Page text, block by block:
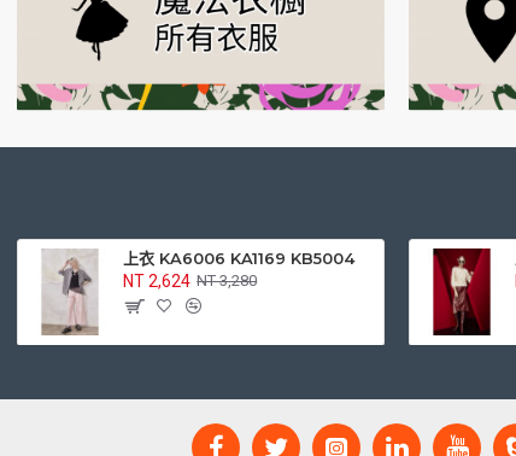
上衣 KA6006 KA1169 KB5004
NT 2,624 NT 3,280